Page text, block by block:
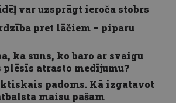
var uzsprāgt ieroča stobrs
pret lāčiem – piparu
ka suns, ko baro ar svaigu
plēsīs atrasto medījumu?
padoms. Kā izgatavot
maisu pašam